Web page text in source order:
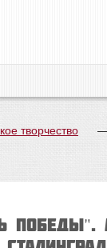
творчество